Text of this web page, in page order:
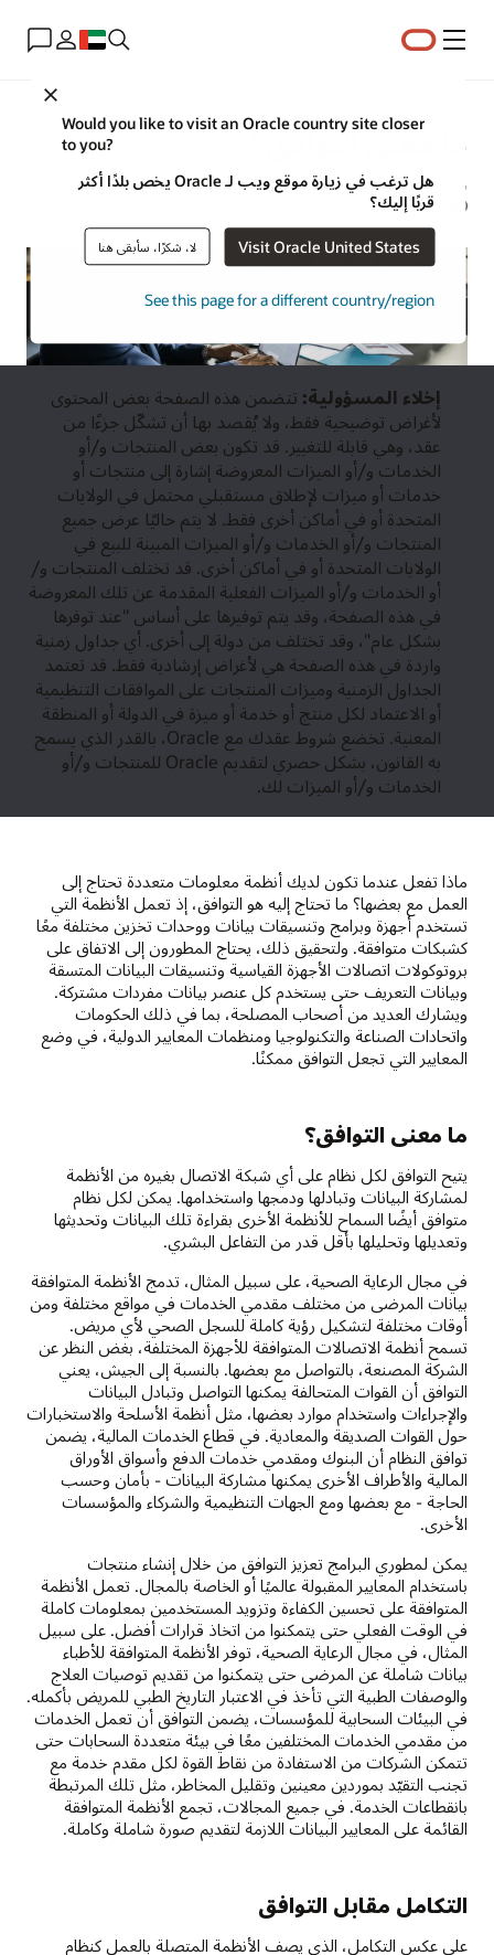
القائمة
Would you like to visit an Oracle country site closer
to you?
هل ترغب في زيارة موقع ويب لـ Oracle يخص بلدًا أكثر
قربًا إليك؟
Visit Oracle United States لا، شكرًا، سأبقى هنا
See this page for a different country/region
ما معنى التوافق؟
مارغريت ليندكويست | محلل استراتيجي لمحتوى الرعاية الصحية |
20 مايو 2024
إخلاء المسؤولية: تتضمن هذه الصفحة بعض المحتوى
لأغراض توضيحية فقط، ولا يُقصد بها أن تشكّل جزءًا من
عقد، وهي قابلة للتغيير. قد تكون بعض المنتجات و/أو
الخدمات و/أو الميزات المعروضة إشارة إلى منتجات أو
خدمات أو ميزات لإطلاق مستقبلي محتمل في الولايات
المتحدة أو في أماكن أخرى فقط. لا يتم حاليًا عرض جميع
المنتجات و/أو الخدمات و/أو الميزات المبينة للبيع في
الولايات المتحدة أو في أماكن أخرى. قد تختلف المنتجات و/
أو الخدمات و/أو الميزات الفعلية المقدمة عن تلك المعروضة
في هذه الصفحة، وقد يتم توفيرها على أساس "عند توفرها
بشكل عام"، وقد تختلف من دولة إلى أخرى. أي جداول زمنية
واردة في هذه الصفحة هي لأغراض إرشادية فقط. قد تعتمد
الجداول الزمنية وميزات المنتجات على الموافقات التنظيمية
أو الاعتماد لكل منتج أو خدمة أو ميزة في الدولة أو المنطقة
المعنية. تخضع شروط عقدك مع Oracle، بالقدر الذي يسمح
به القانون، بشكل حصري لتقديم Oracle للمنتجات و/أو
الخدمات و/أو الميزات لك.
ماذا تفعل عندما تكون لديك أنظمة معلومات متعددة تحتاج إلى
العمل مع بعضها؟ ما تحتاج إليه هو التوافق، إذ تعمل الأنظمة التي
تستخدم أجهزة وبرامج وتنسيقات بيانات ووحدات تخزين مختلفة معًا
كشبكات متوافقة. ولتحقيق ذلك، يحتاج المطورون إلى الاتفاق على
بروتوكولات اتصالات الأجهزة القياسية وتنسيقات البيانات المتسقة
وبيانات التعريف حتى يستخدم كل عنصر بيانات مفردات مشتركة.
ويشارك العديد من أصحاب المصلحة، بما في ذلك الحكومات
واتحادات الصناعة والتكنولوجيا ومنظمات المعايير الدولية، في وضع
المعايير التي تجعل التوافق ممكنًا.
ما معنى التوافق؟
يتيح التوافق لكل نظام على أي شبكة الاتصال بغيره من الأنظمة
لمشاركة البيانات وتبادلها ودمجها واستخدامها. يمكن لكل نظام
متوافق أيضًا السماح للأنظمة الأخرى بقراءة تلك البيانات وتحديثها
وتعديلها وتحليلها بأقل قدر من التفاعل البشري.
في مجال الرعاية الصحية، على سبيل المثال، تدمج الأنظمة المتوافقة
بيانات المرضى من مختلف مقدمي الخدمات في مواقع مختلفة ومن
أوقات مختلفة لتشكيل رؤية كاملة للسجل الصحي لأي مريض.
تسمح أنظمة الاتصالات المتوافقة للأجهزة المختلفة، بغض النظر عن
الشركة المصنعة، بالتواصل مع بعضها. بالنسبة إلى الجيش، يعني
التوافق أن القوات المتحالفة يمكنها التواصل وتبادل البيانات
والإجراءات واستخدام موارد بعضها، مثل أنظمة الأسلحة والاستخبارات
حول القوات الصديقة والمعادية. في قطاع الخدمات المالية، يضمن
توافق النظام أن البنوك ومقدمي خدمات الدفع وأسواق الأوراق
المالية والأطراف الأخرى يمكنها مشاركة البيانات - بأمان وحسب
الحاجة - مع بعضها ومع الجهات التنظيمية والشركاء والمؤسسات
الأخرى.
يمكن لمطوري البرامج تعزيز التوافق من خلال إنشاء منتجات
باستخدام المعايير المقبولة عالميًا أو الخاصة بالمجال. تعمل الأنظمة
المتوافقة على تحسين الكفاءة وتزويد المستخدمين بمعلومات كاملة
في الوقت الفعلي حتى يتمكنوا من اتخاذ قرارات أفضل. على سبيل
المثال، في مجال الرعاية الصحية، توفر الأنظمة المتوافقة للأطباء
بيانات شاملة عن المرضى حتى يتمكنوا من تقديم توصيات العلاج
والوصفات الطبية التي تأخذ في الاعتبار التاريخ الطبي للمريض بأكمله.
في البيئات السحابية للمؤسسات، يضمن التوافق أن تعمل الخدمات
من مقدمي الخدمات المختلفين معًا في بيئة متعددة السحابات حتى
تتمكن الشركات من الاستفادة من نقاط القوة لكل مقدم خدمة مع
تجنب التقيّد بموردين معينين وتقليل المخاطر، مثل تلك المرتبطة
بانقطاعات الخدمة. في جميع المجالات، تجمع الأنظمة المتوافقة
القائمة على المعايير البيانات اللازمة لتقديم صورة شاملة وكاملة.
التكامل مقابل التوافق
على عكس التكامل، الذي يصف الأنظمة المتصلة بالعمل كنظام